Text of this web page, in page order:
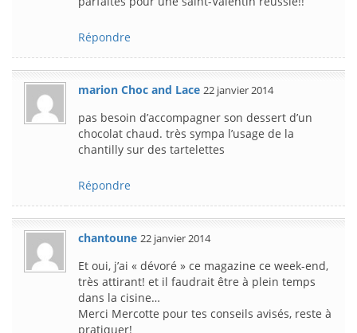
Répondre
marion Choc and Lace 22 janvier 2014
pas besoin d’accompagner son dessert d’un
chocolat chaud. très sympa l’usage de la
chantilly sur des tartelettes
Répondre
chantoune 22 janvier 2014
Et oui, j’ai « dévoré » ce magazine ce week-end,
très attirant! et il faudrait être à plein temps
dans la cisine…
Merci Mercotte pour tes conseils avisés, reste à
pratiquer!